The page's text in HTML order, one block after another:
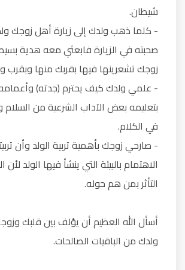
شيطان.
- كلما ذهب ولدك إلى زيارة أهل زوجك
صحبته في الزيارة فابعثي معه هدية
زوجك تشعرينها فيها بقربك منها وبقرب
- علمي ولدك كيف يحترم (جدته)
بتعليمه بعض الآداب الشرعية من
في الكلام.
- صارحي زوجك بأهمية تربية الولد وأن
الاهتمام بالبيئة التي ينشأ فيها الولد
التأثر بمن هم حوله.
أسأل الله العظيم أن يؤلف بين قلبك
ولدك من الباقيات الصالحات.